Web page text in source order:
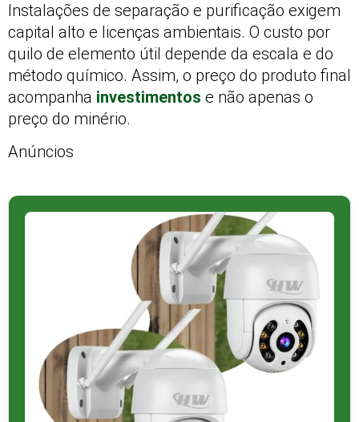
Instalações de separação e purificação exigem
capital alto e licenças ambientais. O custo por
quilo de elemento útil depende da escala e do
método químico. Assim, o preço do produto final
acompanha investimentos e não apenas o
preço do minério.
Anúncios